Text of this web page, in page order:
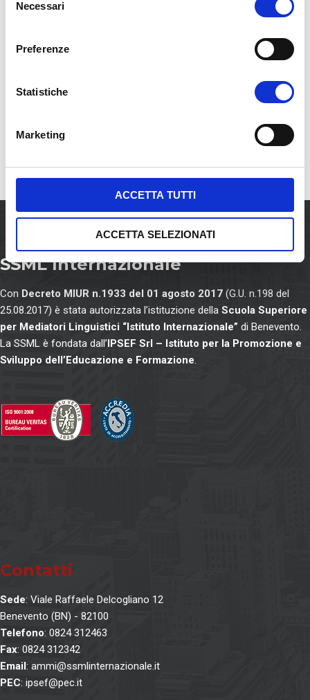
e
s
o
Necessari
Preferenze
Statistiche
Marketing
ACCETTA TUTTI
ACCETTA SELEZIONATI
PREVIOUS
ACCADEMICO 2023/2024
NEXT
MULTILINGUALISM – A
KEY FACTOR IN THE
SSML Internazionale
Con Decreto MIUR n.1933 del 01 agosto 2017 (G.U. n.198 del
25.08.2017) è stata autorizzata l’istituzione della Scuola Superiore
per Mediatori Linguistici “Istituto Internazionale” di Benevento.
La SSML è fondata dall’IPSEF Srl – Istituto per la Promozione e
Sviluppo dell’Educazione e Formazione.
Contatti
Sede: Viale Raffaele Delcogliano 12
Benevento (BN) - 82100
Telefono: 0824 312463
Fax: 0824 312342
Email: ammi@ssmlinternazionale.it
PEC: ipsef@pec.it